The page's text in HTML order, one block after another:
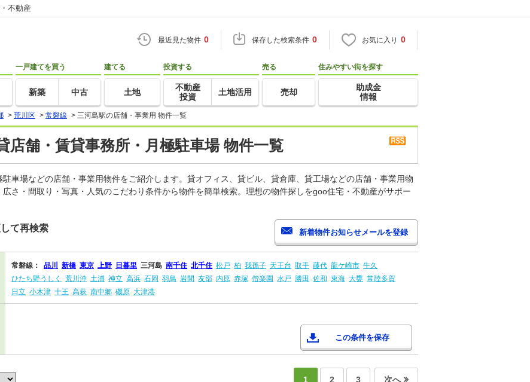
不動産
最近見た物件 0 保存した検索条件 0 お気に入り 0
一戸建てを買う
新築 中古
建てる
土地
投資する
不動産
投資
土地活用
売る
売却
住みやすい街を探す
助成金
情報
> 荒川区 > 常磐線 > 三河島駅の店舗・事業用 物件一覧
店舗・賃貸事務所・月極駐車場 物件一覧
車場などの店舗・事業用物件をご紹介します。貸オフィス、貸ビル、貸倉庫、貸工場などの店舗・事業用物
さ・間取り・写真・人気のこだわり条件から物件を簡単検索。理想の物件探しをgoo住宅・不動産がサポー
て再検索
常磐線： 品川 新橋 東京 上野 日暮里 三河島 南千住 北千住 松戸 柏 我孫子 天王台 取手 藤代 龍ケ崎市 牛久
ひたち野うしく
荒川沖 土浦 神立 高浜 石岡 羽鳥 岩間 友部 内原 赤塚 偕楽園 水戸 勝田 佐和 東海 大甕 常陸多賀
日立 小木津 十王 高萩 南中郷 磯原 大津港
この条件を保存
1 2 3 次へ